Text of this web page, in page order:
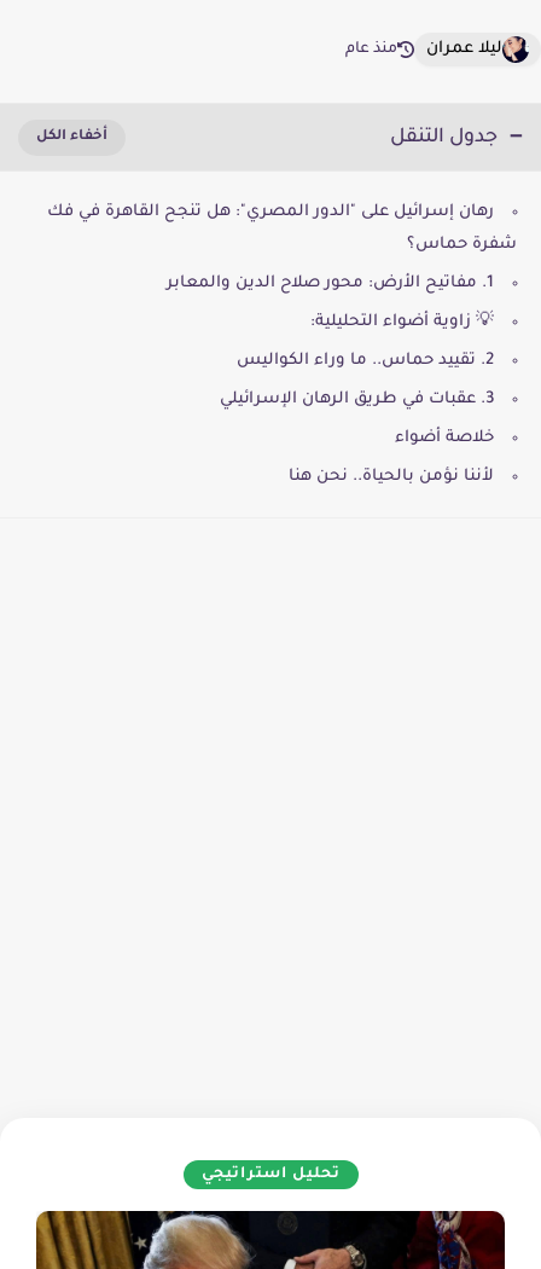
ليلا عمران منذ عام
جدول التنقل
رهان إسرائيل على "الدور المصري": هل تنجح القاهرة في فك
شفرة حماس؟
1. مفاتيح الأرض: محور صلاح الدين والمعابر
💡 زاوية أضواء التحليلية:
2. تقييد حماس.. ما وراء الكواليس
3. عقبات في طريق الرهان الإسرائيلي
خلاصة أضواء
لأننا نؤمن بالحياة.. نحن هنا
تحليل استراتيجي